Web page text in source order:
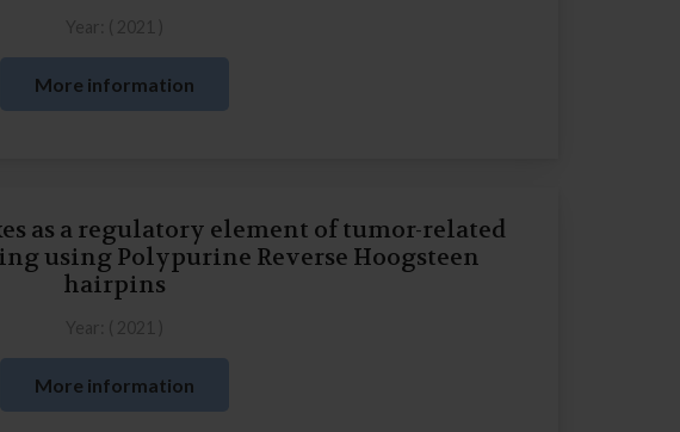
More information
as a regulatory element of tumor-related
using Polypurine Reverse Hoogsteen
hairpins
More information